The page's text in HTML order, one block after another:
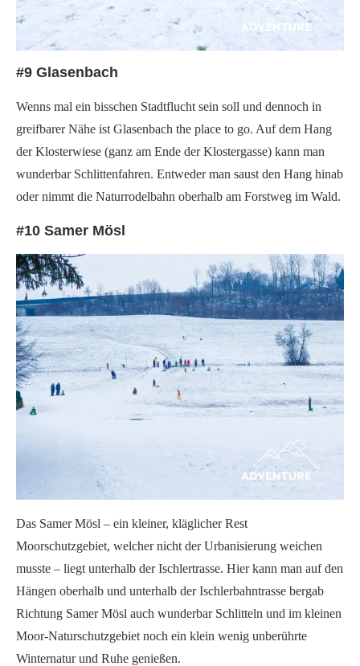
#9 Glasenbach
Wenns mal ein bisschen Stadtflucht sein soll und dennoch in
greifbarer Nähe ist Glasenbach the place to go. Auf dem Hang
der Klosterwiese (ganz am Ende der Klostergasse) kann man
wunderbar Schlittenfahren. Entweder man saust den Hang hinab
oder nimmt die Naturrodelbahn oberhalb am Forstweg im Wald.
#10 Samer Mösl
Das Samer Mösl – ein kleiner, kläglicher Rest
Moorschutzgebiet, welcher nicht der Urbanisierung weichen
musste – liegt unterhalb der Ischlertrasse. Hier kann man auf den
Hängen oberhalb und unterhalb der Ischlerbahntrasse bergab
Richtung Samer Mösl auch wunderbar Schlitteln und im kleinen
Moor-Naturschutzgebiet noch ein klein wenig unberührte
Winternatur und Ruhe genießen.